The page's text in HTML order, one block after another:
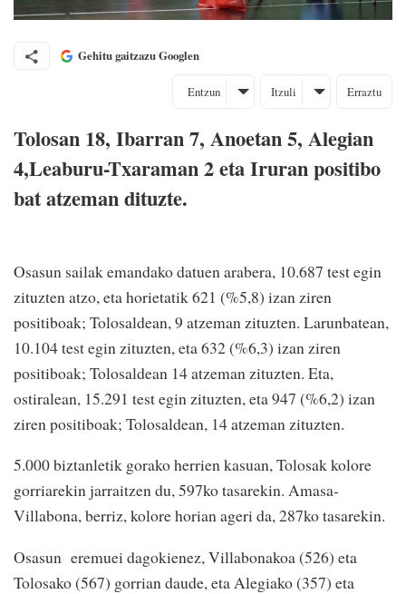
Gehitu gaitzazu Googlen
Entzun Itzuli Erraztu
Tolosan 18, Ibarran 7, Anoetan 5, Alegian
4,Leaburu-Txaraman 2 eta Iruran positibo
bat atzeman dituzte.
Osasun sailak emandako datuen arabera, 10.687 test egin
zituzten atzo, eta horietatik 621 (%5,8) izan ziren
positiboak; Tolosaldean, 9 atzeman zituzten. Larunbatean,
10.104 test egin zituzten, eta 632 (%6,3) izan ziren
positiboak; Tolosaldean 14 atzeman zituzten. Eta,
ostiralean, 15.291 test egin zituzten, eta 947 (%6,2) izan
ziren positiboak; Tolosaldean, 14 atzeman zituzten.
5.000 biztanletik gorako herrien kasuan, Tolosak kolore
gorriarekin jarraitzen du, 597ko tasarekin. Amasa-
Villabona, berriz, kolore horian ageri da, 287ko tasarekin.
Osasun eremuei dagokienez, Villabonakoa (526) eta
Tolosako (567) gorrian daude, eta Alegiako (357) eta